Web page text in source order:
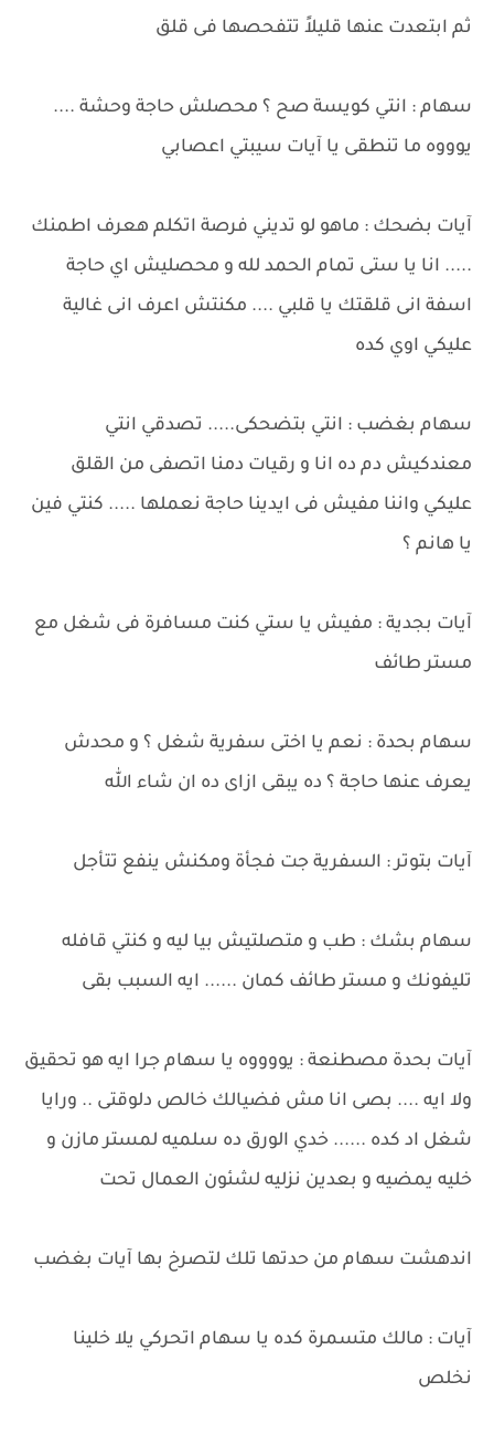
ثم ابتعدت عنها قليلاً تتفحصها فى قلق
سهام : انتي كويسة صح ؟ محصلش حاجة وحشة ....
يوووه ما تنطقى يا آيات سيبتي اعصابي
آيات بضحك : ماهو لو تديني فرصة اتكلم هعرف اطمنك
..... انا يا ستى تمام الحمد لله و محصليش اي حاجة
اسفة انى قلقتك يا قلبي .... مكنتش اعرف انى غالية
عليكي اوي كده
سهام بغضب : انتي بتضحكى..... تصدقي انتي
معندكيش دم ده انا و رقيات دمنا اتصفى من القلق
عليكي واننا مفيش فى ايدينا حاجة نعملها ..... كنتي فين
يا هانم ؟
آيات بجدية : مفيش يا ستي كنت مسافرة فى شغل مع
مستر طائف
سهام بحدة : نعم يا اختى سفرية شغل ؟ و محدش
يعرف عنها حاجة ؟ ده يبقى ازاى ده ان شاء الله
آيات بتوتر : السفرية جت فجأة ومكنش ينفع تتأجل
سهام بشك : طب و متصلتيش بيا ليه و كنتي قافله
تليفونك و مستر طائف كمان ...... ايه السبب بقى
آيات بحدة مصطنعة : يووووه يا سهام جرا ايه هو تحقيق
ولا ايه .... بصى انا مش فضيالك خالص دلوقتى .. ورايا
شغل اد كده ...... خدي الورق ده سلميه لمستر مازن و
خليه يمضيه و بعدين نزليه لشئون العمال تحت
اندهشت سهام من حدتها تلك لتصرخ بها آيات بغضب
آيات : مالك متسمرة كده يا سهام اتحركي يلا خلينا
نخلص